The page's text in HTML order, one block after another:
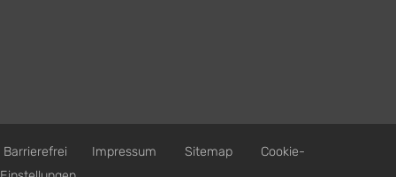
Barrierefrei Impressum Sitemap
Cookie-